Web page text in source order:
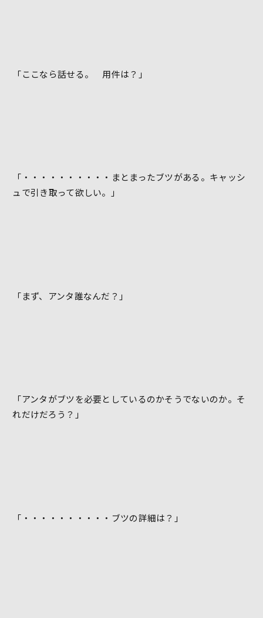
「ここなら話せる。 用件は？」
「・・・・・・・・・・まとまったブツがある。キャッシ
ュで引き取って欲しい。」
「まず、アンタ誰なんだ？」
「アンタがブツを必要としているのかそうでないのか。そ
れだけだろう？」
「・・・・・・・・・・ブツの詳細は？」